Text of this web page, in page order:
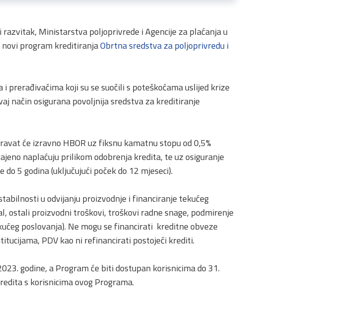
Ministarstva poljoprivrede i Agencije za plaćanja u
program kreditiranjaObrtna sredstva za poljoprivredu i
koji su se suočili s poteškoćama uslijed krize
način osigurana povoljnija sredstva za kreditiranje
će izravno HBOR uz fiksnu kamatnu stopu od 0,5%
naplaćuju prilikom odobrenja kredita, te uz osiguranje
5 godina (uključujući poček do 12 mjeseci).
u odvijanju proizvodnje i financiranje tekućeg
ostali proizvodni troškovi, troškovi radne snage, podmirenje
poslovanja). Ne mogu se financirati kreditne obveze
PDV kao ni refinancirati postojeći krediti.
godine, a Program će biti dostupan korisnicima do 31.
s korisnicima ovog Programa.